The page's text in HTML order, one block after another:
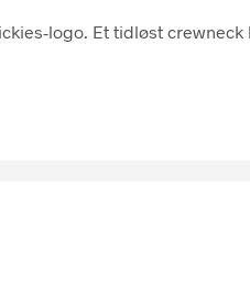
logo. Et tidløst